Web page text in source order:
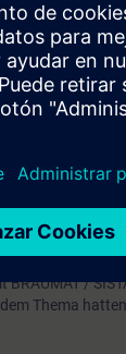
zur digitalen
Inhalte
/
Thema